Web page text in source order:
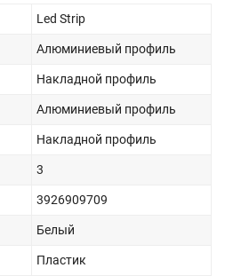
Led Strip
Алюминиевый профиль
Накладной профиль
Алюминиевый профиль
Накладной профиль
3
3926909709
Белый
Пластик